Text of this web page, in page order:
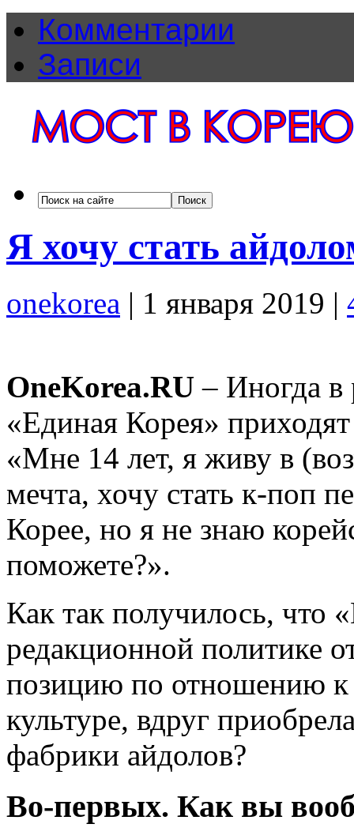
Комментарии
Записи
Я хочу стать
onekorea | 1 января 2019 |
OneKorea.RU – Иногда в
«Единая Корея»
«Мне 14 лет, я живу в
мечта, хочу стать к-поп
Корее, но я не знаю
поможете?».
Как так получилось, что
редакционной политике
позицию по отношению к
культуре, вдруг
фабрики айдолов?
Во-первых. Как вы